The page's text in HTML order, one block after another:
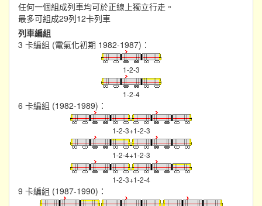
任何一個組成列車均可於正線上獨立行走。
最多可組成29列12卡列車
列車編組
3 卡編組 (電氣化初期 1982-1987)：
1-2-3
1-2-4
6 卡編組 (1982-1989)：
1-2-3+1-2-3
1-2-4+1-2-3
1-2-3+1-2-4
9 卡編組 (1987-1990)：